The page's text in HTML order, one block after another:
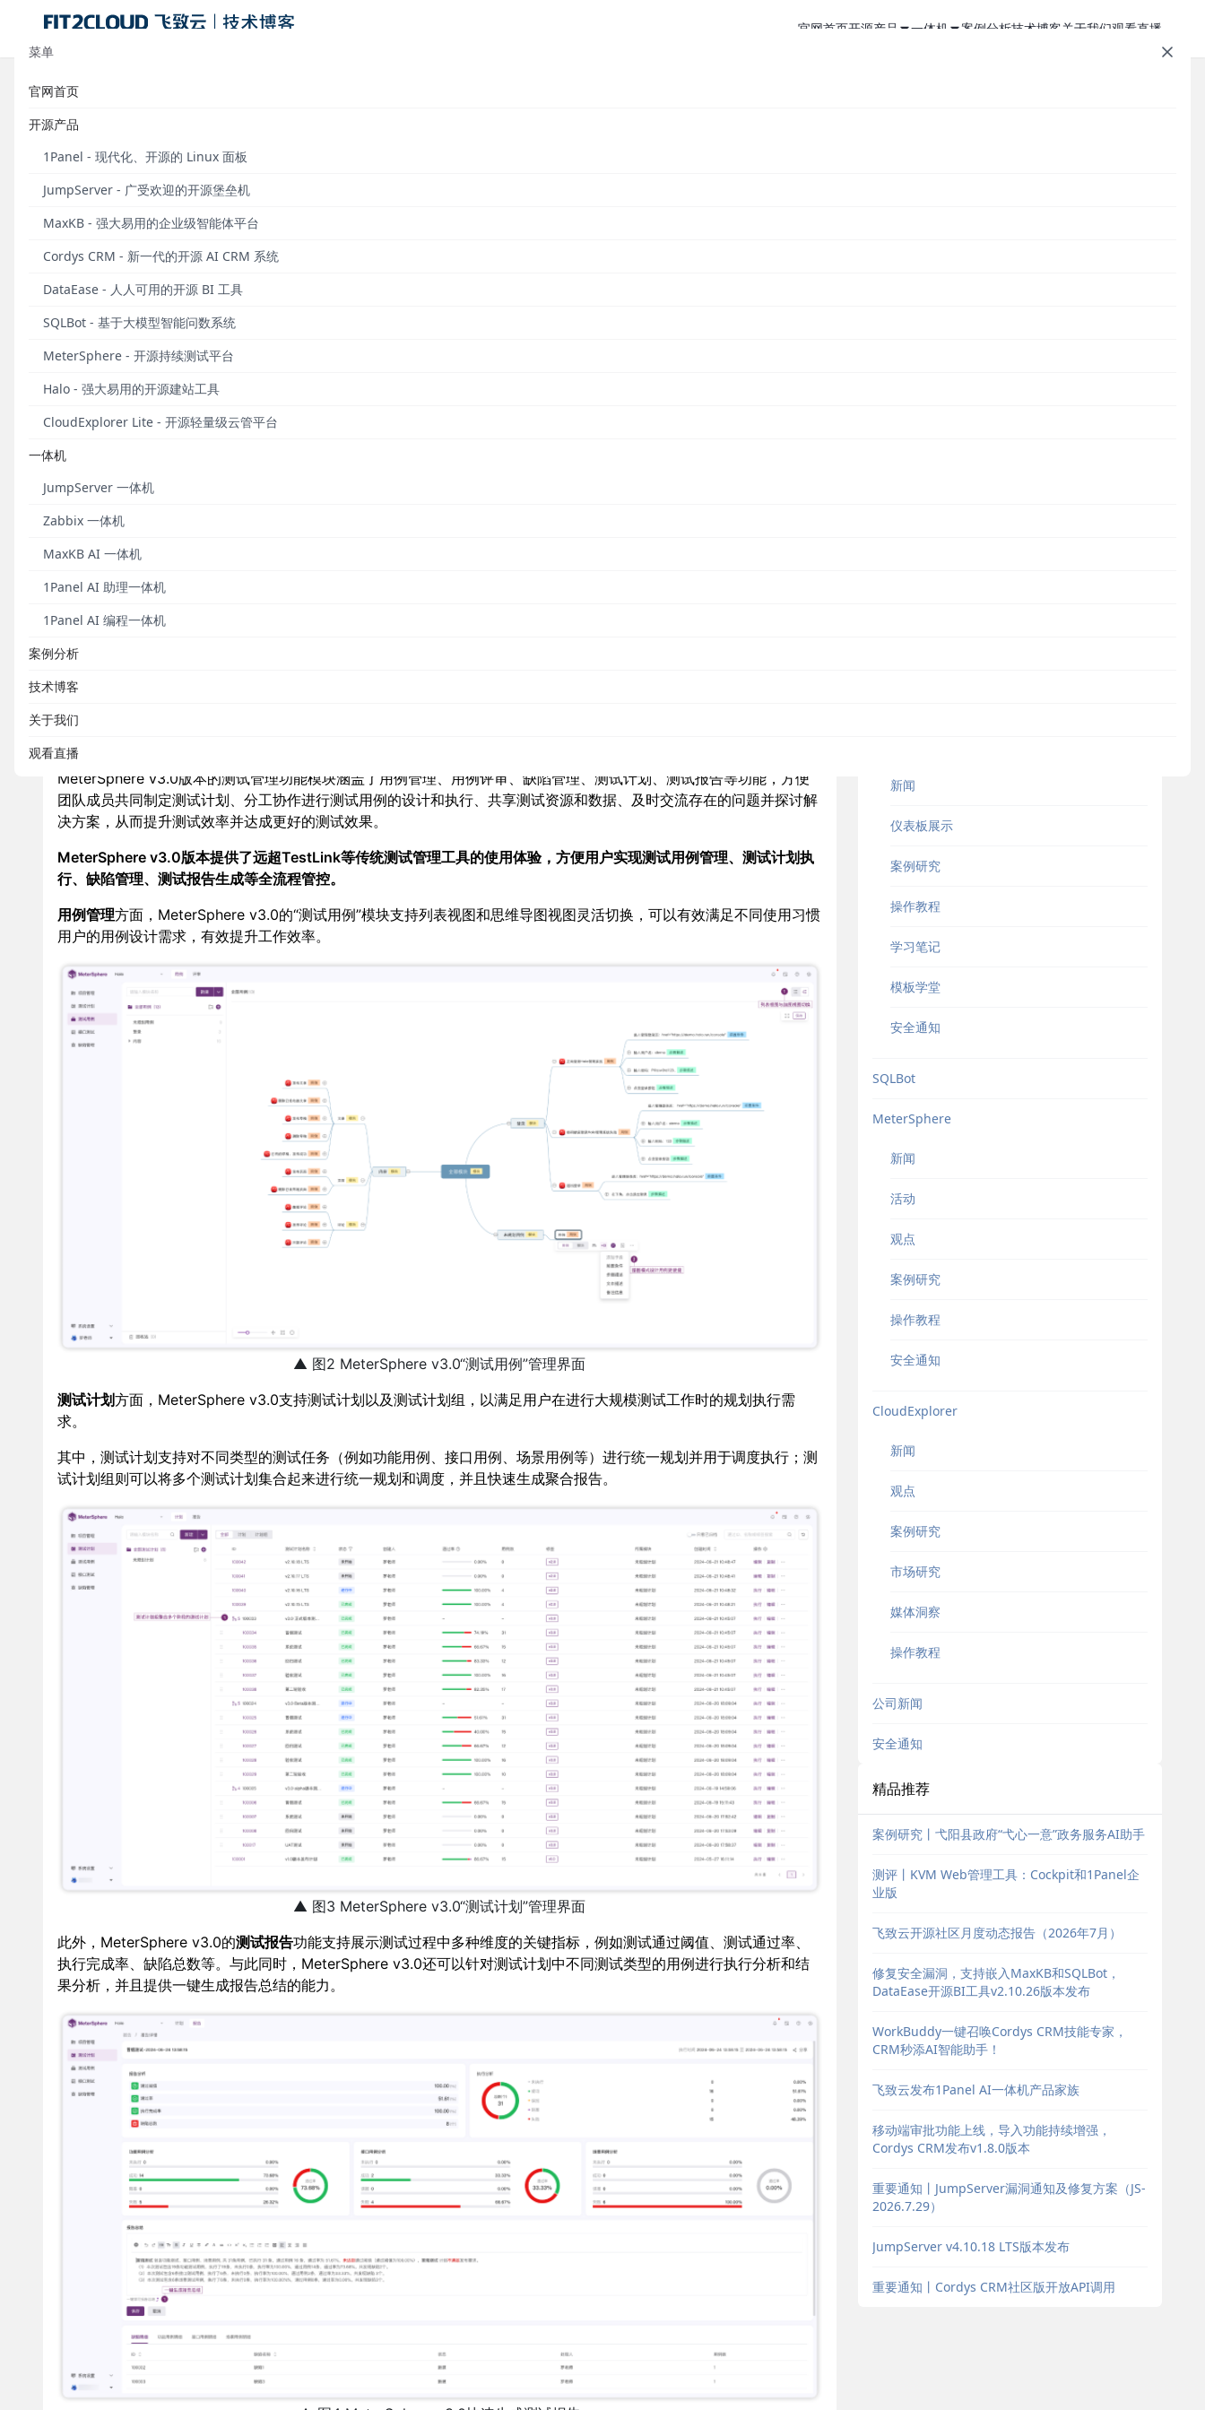
官网首页开源产品
一体机
案例分析技术博客关于我们观看直播
菜单
官网首页
开源产品
1Panel - 现代化、开源的 Linux 面板
JumpServer - 广受欢迎的开源堡垒机
MaxKB - 强大易用的企业级智能体平台
Cordys CRM - 新一代的开源 AI CRM 系统
DataEase - 人人可用的开源 BI 工具
SQLBot - 基于大模型智能问数系统
MeterSphere - 开源持续测试平台
Halo - 强大易用的开源建站工具
CloudExplorer Lite - 开源轻量级云管平台
一体机
JumpServer 一体机
Zabbix 一体机
MaxKB AI 一体机
1Panel AI 助理一体机
1Panel AI 编程一体机
案例分析
技术博客
关于我们
观看直播
MeterSphere v3.0全新启航，让软件测试工作更简单、更高效
发布于 2024年07月01日
2024年7月1日，MeterSphere v3.0版本正式发布。MeterSphere v3.0是新一代的测试管理和接口测试工具，致力于让
软件测试工作更简单、更高效，不再成为持续交付的瓶颈。
MeterSphere v3.0在测试协同和测试执行方面进行了针对性的设计和优化；在
种类别的插件，用户可以按需取用，快速实现MeterSphere测试能力的扩展以及与DevOps流水线的集成。
MeterSphere v3.0版本的测试管理功能模块涵盖了用例管理、用例评审、缺陷管理、测试计划、测试报告等功能，方便
团队成员共同制定测试计划、分工协作进行测试用例的设计和执行、共享测试资源和数据、及时交流存在的问题并探讨解
决方案，从而提升测试效率并达成更好的测试效果。
MeterSphere v3.0版本提供了远超TestLink等传统测试管理工具的使用体验，方便用户实现测试用例管理、测试计划执
行、缺陷管理、测试报告生成等全流程管控。
用例管理方面，MeterSphere v3.0的“测试用例”模块支持列表视图和思维导图视图灵活切换，可以有效满足不同使用习惯
用户的用例设计需求，有效提升工作效率。
▲ 图2 MeterSphere v3.0“测试用例”管理界面
测试计划方面，MeterSphere v3.0支持测试计划以及测试计划组，以满足用户在进行大规模测试工作时的规划执行需
求。
其中，测试计划支持对不同类型的测试任务（例如功能用例、接口用例、场景用例等）进行统一规划并用于调度执行；测
试计划组则可以将多个测试计划集合起来进行统一规划和调度，并且快速生成聚合报告。
▲ 图3 MeterSphere v3.0“测试计划”管理界面
此外，MeterSphere v3.0的测试报告功能支持展示测试过程中多种维度的关键指标，例如测试通过阈值、测试通过率、
执行完成率、缺陷总数等。与此同时，MeterSphere v3.0还可以针对测试计划中不同测试类型的用例进行执行分析和结
果分析，并且提供一键生成报告总结的能力。
新闻
仪表板展示
案例研究
操作教程
学习笔记
模板学堂
安全通知
SQLBot
MeterSphere
新闻
活动
观点
案例研究
操作教程
安全通知
CloudExplorer
新闻
观点
案例研究
市场研究
媒体洞察
操作教程
公司新闻
安全通知
精品推荐
案例研究丨弋阳县政府“弋心一意”政务服务AI助手
测评丨KVM Web管理工具：Cockpit和1Panel企
业版
飞致云开源社区月度动态报告（2026年7月）
修复安全漏洞，支持嵌入MaxKB和SQLBot，
DataEase开源BI工具v2.10.26版本发布
WorkBuddy一键召唤Cordys CRM技能专家，
CRM秒添AI智能助手！
飞致云发布1Panel AI一体机产品家族
移动端审批功能上线，导入功能持续增强，
Cordys CRM发布v1.8.0版本
重要通知丨JumpServer漏洞通知及修复方案（JS-
2026.7.29）
JumpServer v4.10.18 LTS版本发布
重要通知丨Cordys CRM社区版开放API调用